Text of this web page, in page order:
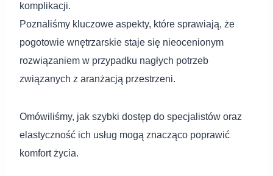
komplikacji.
Poznaliśmy kluczowe aspekty, które sprawiają, że
pogotowie wnętrzarskie staje się nieocenionym
rozwiązaniem w przypadku nagłych potrzeb
związanych z aranżacją przestrzeni.
Omówiliśmy, jak szybki dostęp do specjalistów oraz
elastyczność ich usług mogą znacząco poprawić
komfort życia.